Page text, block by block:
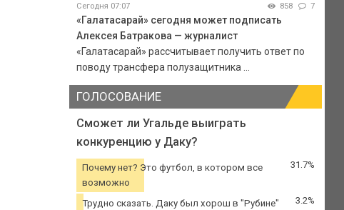
Сегодня 07:07 858 7
«Галатасарай» сегодня может подписать
Алексея Батракова — журналист
«Галатасарай» рассчитывает получить ответ по
поводу трансфера полузащитника ...
ГОЛОСОВАНИЕ
Сможет ли Угальде выиграть
конкуренцию у Даку?
Почему нет? Это футбол, в котором все
возможно
31.7%
Трудно сказать. Даку был хорош в "Рубине" 3.2%